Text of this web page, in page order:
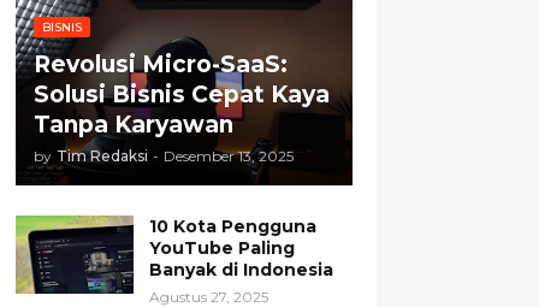
BISNIS
Revolusi Micro-SaaS:
Solusi Bisnis Cepat Kaya
Tanpa Karyawan
by Tim Redaksi - Desember 13, 2025
10 Kota Pengguna
YouTube Paling
Banyak di Indonesia
Agustus 27, 2025